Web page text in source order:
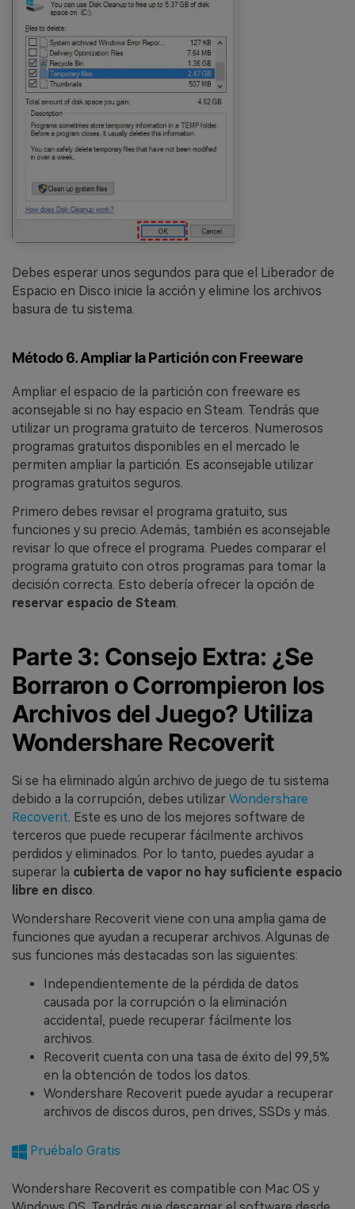
Debes esperar unos segundos para que el Liberador de
Espacio en Disco inicie la acción y elimine los archivos
basura de tu sistema.
Método 6. Ampliar la Partición con Freeware
Ampliar el espacio de la partición con freeware es
aconsejable si no hay espacio en Steam. Tendrás que
utilizar un programa gratuito de terceros. Numerosos
programas gratuitos disponibles en el mercado le
permiten ampliar la partición. Es aconsejable utilizar
programas gratuitos seguros.
Primero debes revisar el programa gratuito, sus
funciones y su precio. Además, también es aconsejable
revisar lo que ofrece el programa. Puedes comparar el
programa gratuito con otros programas para tomar la
decisión correcta. Esto debería ofrecer la opción de
reservar espacio de Steam.
Parte 3: Consejo Extra: ¿Se
Borraron o Corrompieron los
Archivos del Juego? Utiliza
Wondershare Recoverit
Si se ha eliminado algún archivo de juego de tu sistema
debido a la corrupción, debes utilizar Wondershare
Recoverit. Este es uno de los mejores software de
terceros que puede recuperar fácilmente archivos
perdidos y eliminados. Por lo tanto, puedes ayudar a
superar la cubierta de vapor no hay suficiente espacio
libre en disco.
Wondershare Recoverit viene con una amplia gama de
funciones que ayudan a recuperar archivos. Algunas de
sus funciones más destacadas son las siguientes:
Independientemente de la pérdida de datos
causada por la corrupción o la eliminación
accidental, puede recuperar fácilmente los
archivos.
Recoverit cuenta con una tasa de éxito del 99,5%
en la obtención de todos los datos.
Wondershare Recoverit puede ayudar a recuperar
archivos de discos duros, pen drives, SSDs y más.
Pruébalo Gratis
Wondershare Recoverit es compatible con Mac OS y